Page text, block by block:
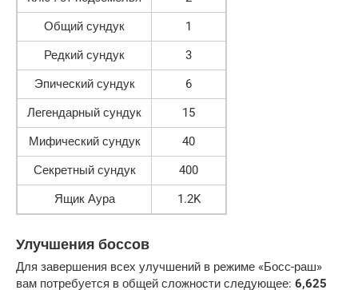
Общий сундук
1
Редкий сундук
3
Эпический сундук
6
Легендарный сундук
15
Мифический сундук
40
Секретный сундук
400
Ящик Аура
1.2K
Улучшения боссов
Для завершения всех улучшений в режиме «Босс-раш»
вам потребуется в общей сложности следующее: 6,625